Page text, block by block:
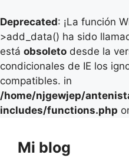
Deprecated: ¡La función
>add_data() ha sido
está obsoleto desde la
condicionales de IE los
compatibles. in
/home/njgewjep/
includes/functions.php
contenido
Mi blog